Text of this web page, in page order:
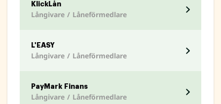
KlickLån
Långivare / Låneförmedlare
L'EASY
Långivare / Låneförmedlare
PayMark Finans
Långivare / Låneförmedlare